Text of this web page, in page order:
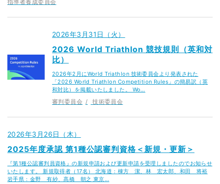
指導者養成委員会
2026年3月31日（火）
2026 World Triathlon 競技規則（英和対
比）
2026年2月にWorld Triathlon 技術委員会より発表された
「2026 World Triathlon Competition Rules」の簡易訳（英
和対比）を掲載いたしました。 Wo…
審判委員会 技術委員会
2026年3月26日（木）
2025年度承認 第1種公認審判資格＜新規・更新＞
『第1種公認審判員資格』の新規申請および更新申請を受理しましたのでお知らせ
いたします。 新規取得者（17名） 北海道：棟方 潔、林 宏太郎、和田 将裕
岩手県：金野 有紗、髙橋 朝之 東京…